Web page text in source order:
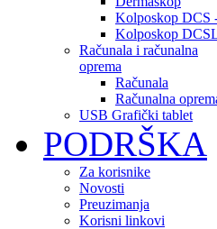
Kolposkop DCS
Kolposkop
Računala i računalna
oprema
Računala
Računalna
USB Grafički tablet
PODRŠKA
Za korisnike
Novosti
Preuzimanja
Korisni linkovi